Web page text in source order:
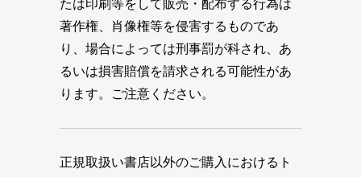
たは印刷等をして販売・配布する行為は
著作権、肖像権等を侵害するものであ
り、場合によっては刑事罰が科され、あ
るいは損害賠償を請求される可能性があ
ります。ご注意ください。
正規取扱い書店以外のご購入におけるト